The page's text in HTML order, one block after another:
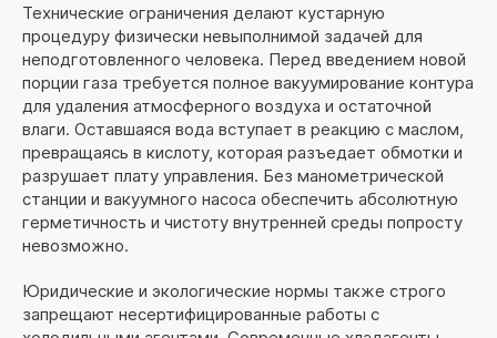
Технические ограничения делают кустарную
процедуру физически невыполнимой задачей для
неподготовленного человека. Перед введением новой
порции газа требуется полное вакуумирование контура
для удаления атмосферного воздуха и остаточной
влаги. Оставшаяся вода вступает в реакцию с маслом,
превращаясь в кислоту, которая разъедает обмотки и
разрушает плату управления. Без манометрической
станции и вакуумного насоса обеспечить абсолютную
герметичность и чистоту внутренней среды попросту
невозможно.
Юридические и экологические нормы также строго
запрещают несертифицированные работы с